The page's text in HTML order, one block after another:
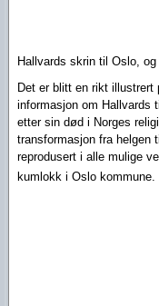
Hallvards skrin til Oslo,
Det er blitt en rikt
informasjon om Hallvards
etter sin død i Norges
transformasjon fra helgen
reprodusert i alle mulige
kumlokk i Oslo kommune.